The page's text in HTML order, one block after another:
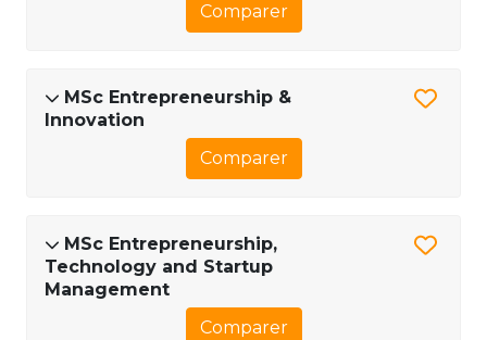
Comparer
MSc Entrepreneurship &
Innovation​
Comparer
MSc Entrepreneurship,
Technology and Startup
Management
Comparer